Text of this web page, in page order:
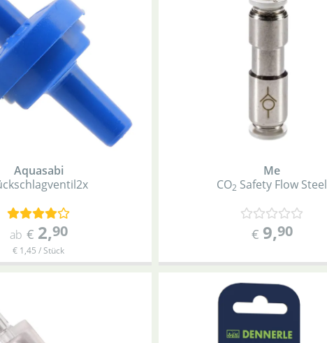
Aquasabi
2x
ab € 2,90
€ 1,45 / Stück
Me
CO2 Safety Flow Steel
€ 9,90